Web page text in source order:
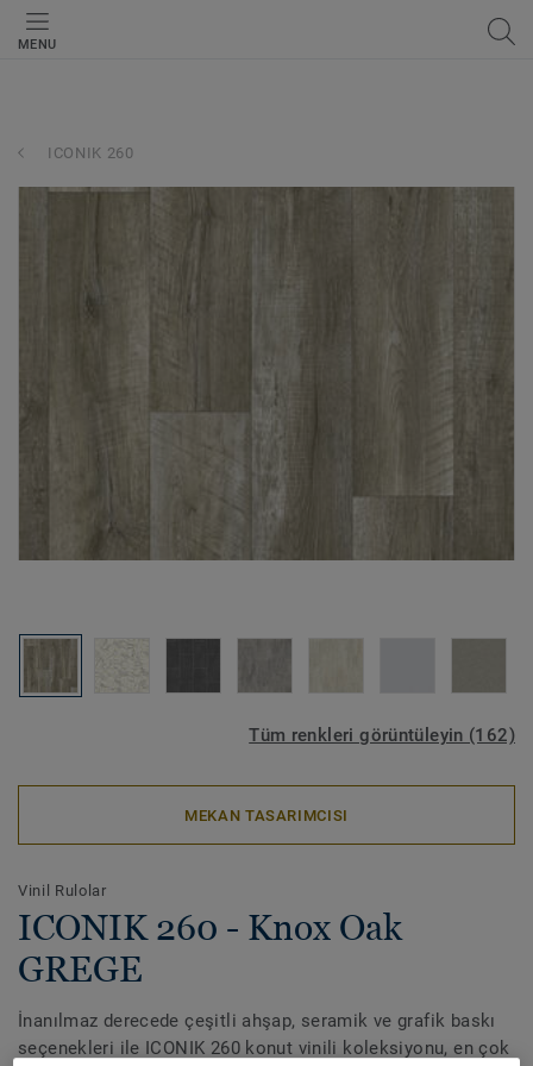
MENU
ICONIK 260
Tüm renkleri görüntüleyin (162)
MEKAN TASARIMCISI
Vinil Rulolar
ICONIK 260 - Knox Oak
GREGE
İnanılmaz derecede çeşitli ahşap, seramik ve grafik baskı
seçenekleri ile ICONIK 260 konut vinili koleksiyonu, en çok